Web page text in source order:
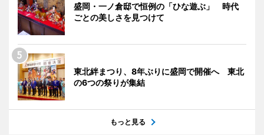
盛岡・一ノ倉邸で恒例の「ひな遊ぶ」 時代
ごとの美しさを見つけて
東北絆まつり、8年ぶりに盛岡で開催へ 東北
の6つの祭りが集結
もっと見る